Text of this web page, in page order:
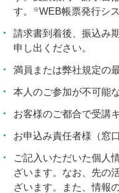
す。
※WEB帳票発行シ
請求書到着後、振込み
申し出ください。
満員または弊社規定の
本人のご参加が不可能
お客様のご都合で受講
お申込み責任者様（窓
ご記入いただいた個人
ざいます。なお、先の
ざいます。また、情報